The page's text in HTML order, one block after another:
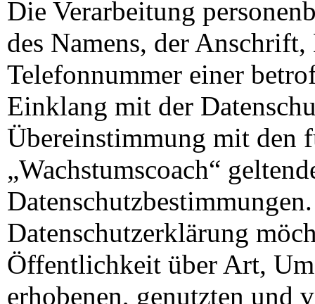
Die Verarbeitung
des Namens, der
Telefonnummer einer
Einklang mit der
Übereinstimmung mit den
„Wachstumscoach“
Datenschutzerklärung
Öffentlichkeit über Art,
erhobenen, genutzten und